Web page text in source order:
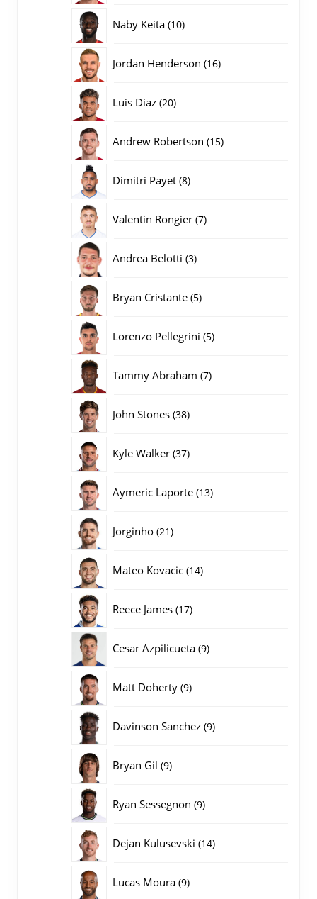
Naby Keita 1010
Jordan Henderson 1616
Luis Diaz 2020
Andrew Robertson 1515
Dimitri Payet 88
Valentin Rongier 77
Andrea Belotti 33
Bryan Cristante 55
Lorenzo Pellegrini 55
Tammy Abraham 77
John Stones 3838
Kyle Walker 3737
Aymeric Laporte 1313
Jorginho 2121
Mateo Kovacic 1414
Reece James 1717
Cesar Azpilicueta 99
Matt Doherty 99
Davinson Sanchez 99
Bryan Gil 99
Ryan Sessegnon 99
Dejan Kulusevski 1414
Lucas Moura 99